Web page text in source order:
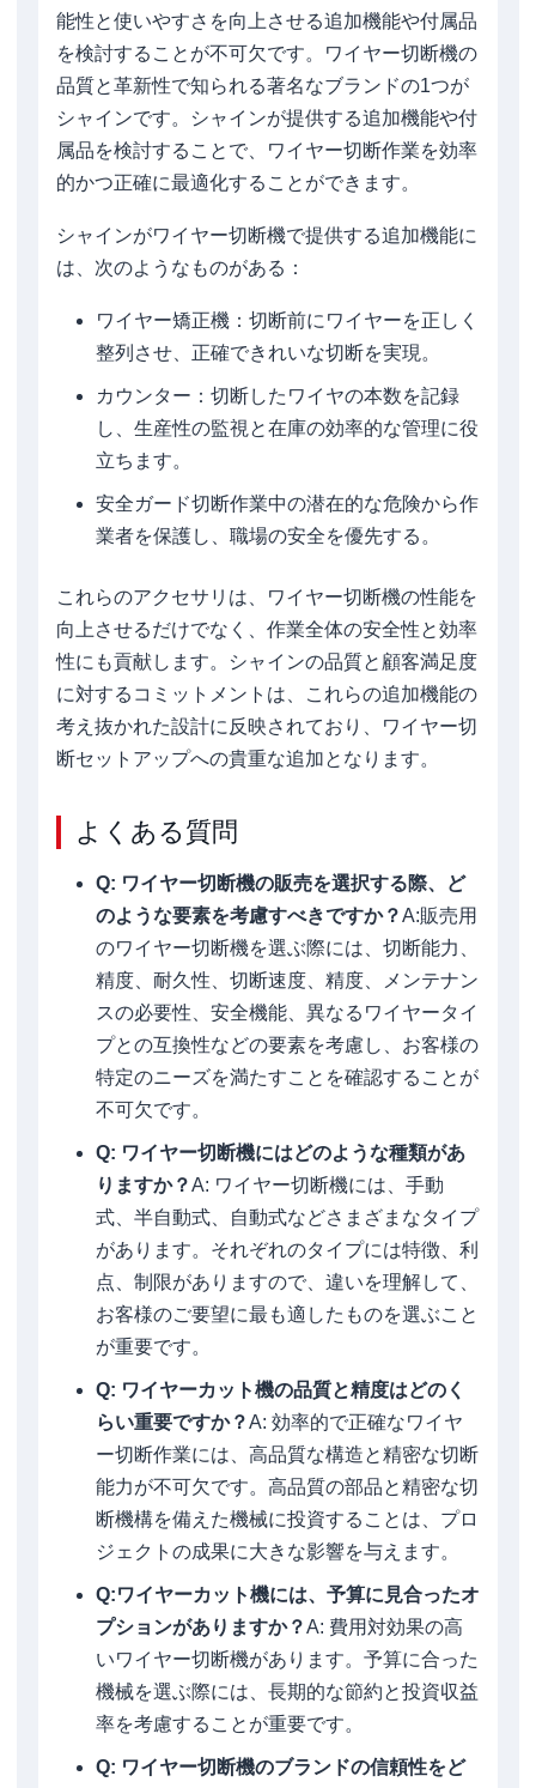
能性と使いやすさを向上させる追加機能や付属品
を検討することが不可欠です。ワイヤー切断機の
品質と革新性で知られる著名なブランドの1つが
シャインです。シャインが提供する追加機能や付
属品を検討することで、ワイヤー切断作業を効率
的かつ正確に最適化することができます。
シャインがワイヤー切断機で提供する追加機能に
は、次のようなものがある：
ワイヤー矯正機：切断前にワイヤーを正しく
整列させ、正確できれいな切断を実現。
カウンター：切断したワイヤの本数を記録
し、生産性の監視と在庫の効率的な管理に役
立ちます。
安全ガード切断作業中の潜在的な危険から作
業者を保護し、職場の安全を優先する。
これらのアクセサリは、ワイヤー切断機の性能を
向上させるだけでなく、作業全体の安全性と効率
性にも貢献します。シャインの品質と顧客満足度
に対するコミットメントは、これらの追加機能の
考え抜かれた設計に反映されており、ワイヤー切
断セットアップへの貴重な追加となります。
よくある質問
Q: ワイヤー切断機の販売を選択する際、ど
のような要素を考慮すべきですか？A:販売用
のワイヤー切断機を選ぶ際には、切断能力、
精度、耐久性、切断速度、精度、メンテナン
スの必要性、安全機能、異なるワイヤータイ
プとの互換性などの要素を考慮し、お客様の
特定のニーズを満たすことを確認することが
不可欠です。
Q: ワイヤー切断機にはどのような種類があ
りますか？A: ワイヤー切断機には、手動
式、半自動式、自動式などさまざまなタイプ
があります。それぞれのタイプには特徴、利
点、制限がありますので、違いを理解して、
お客様のご要望に最も適したものを選ぶこと
が重要です。
Q: ワイヤーカット機の品質と精度はどのく
らい重要ですか？A: 効率的で正確なワイヤ
ー切断作業には、高品質な構造と精密な切断
能力が不可欠です。高品質の部品と精密な切
断機構を備えた機械に投資することは、プロ
ジェクトの成果に大きな影響を与えます。
Q:ワイヤーカット機には、予算に見合ったオ
プションがありますか？A: 費用対効果の高
いワイヤー切断機があります。予算に合った
機械を選ぶ際には、長期的な節約と投資収益
率を考慮することが重要です。
Q: ワイヤー切断機のブランドの信頼性をど